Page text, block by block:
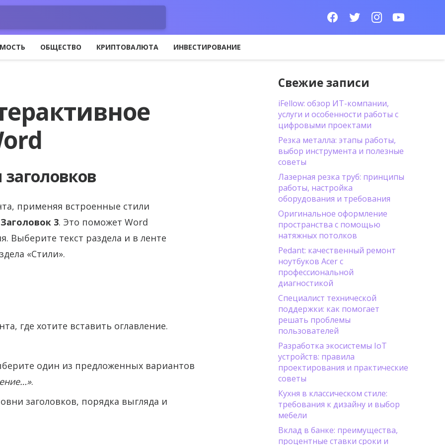
ОБЩЕСТВО КРИПТОВАЛЮТА ИНВЕСТИРОВАНИЕ
применяя встроенные стили
Заголовок 3. Это поможет Word
Выберите текст раздела и в ленте
«Стили».
где хотите вставить оглавление.
один из предложенных вариантов
.
заголовков, порядка выгляда и
Свежие записи
iFellow: обзор ИТ-компании,
услуги и особенности работы с
цифровыми проектами
Резка металла: этапы работы,
выбор инструмента и полезные
советы
Лазерная резка труб: принципы
работы, настройка
оборудования и требования
Оригинальное оформление
пространства с помощью
натяжных потолков
Pedant: качественный ремонт
ноутбуков Acer с
профессиональной
диагностикой
Специалист технической
поддержки: как помогает
решать проблемы
пользователей
Разработка экосистемы IoT
устройств: правила
проектирования и практические
советы
Кухня в классическом стиле:
требования к дизайну и выбор
мебели
Вклад в банке: преимущества,
процентные ставки сроки и